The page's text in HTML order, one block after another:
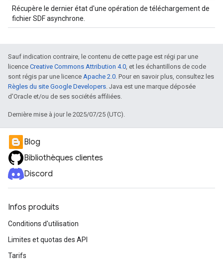
Récupère le dernier état d'une opération de téléchargement de
fichier SDF asynchrone.
Sauf indication contraire, le contenu de cette page est régi par une
licence Creative Commons Attribution 4.0, et les échantillons de code
sont régis par une licence Apache 2.0. Pour en savoir plus, consultez les
Règles du site Google Developers. Java est une marque déposée
d'Oracle et/ou de ses sociétés affiliées.
Dernière mise à jour le 2025/07/25 (UTC).
Blog
Bibliothèques clientes
Discord
Infos produits
Conditions d'utilisation
Limites et quotas des API
Tarifs